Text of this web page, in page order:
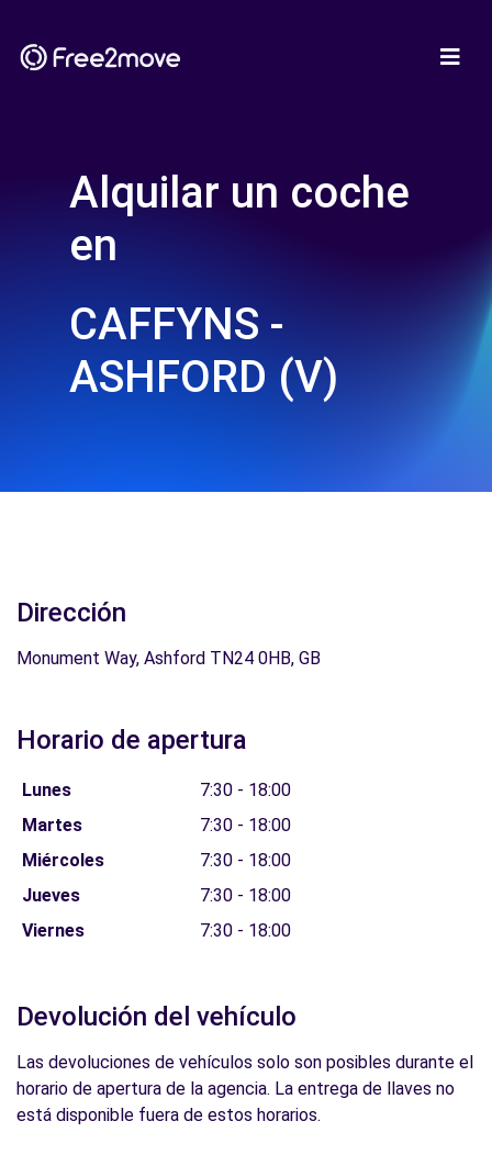
Alquilar un coche
en
CAFFYNS -
ASHFORD (V)
Dirección
Monument Way, Ashford TN24 0HB, GB
Horario de apertura
Lunes
7:30 - 18:00
Martes
7:30 - 18:00
Miércoles
7:30 - 18:00
Jueves
7:30 - 18:00
Viernes
7:30 - 18:00
Devolución del vehículo
Las devoluciones de vehículos solo son posibles durante el
horario de apertura de la agencia. La entrega de llaves no
está disponible fuera de estos horarios.